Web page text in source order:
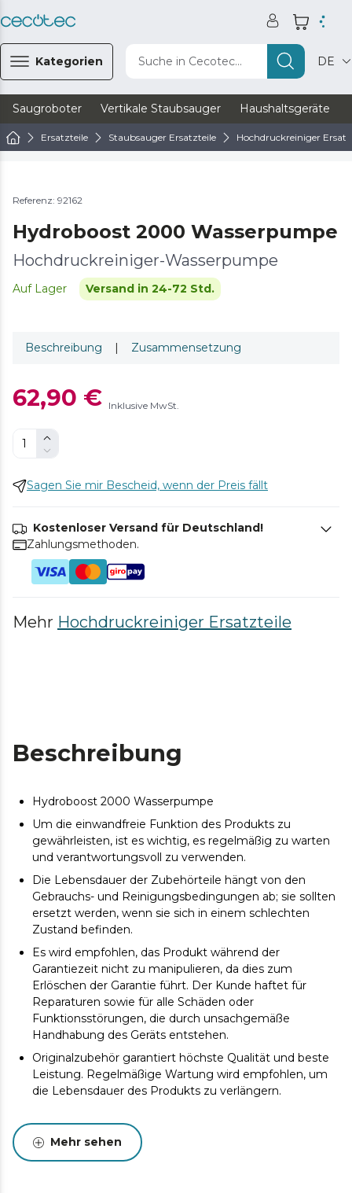
Kategorien Suche in Cecotec... DE
Saugroboter Vertikale Staubsauger Haushaltsgeräte
Ersatzteile Staubsauger Ersatzteile Hochdruckreiniger
Referenz: 92162
Hydroboost 2000 Wasserpumpe
Hochdruckreiniger-Wasserpumpe
Auf Lager Versand in 24-72 Std.
Beschreibung | Zusammensetzung
62,90 € Inklusive MwSt.
Sagen Sie mir Bescheid, wenn der Preis fällt
Kostenloser Versand für Deutschland!
Zahlungsmethoden.
Mehr Hochdruckreiniger Ersatzteile
Beschreibung
Hydroboost 2000 Wasserpumpe
Um die einwandfreie Funktion des Produkts zu
gewährleisten, ist es wichtig, es regelmäßig zu warten
und verantwortungsvoll zu verwenden.
Die Lebensdauer der Zubehörteile hängt von den
Gebrauchs- und Reinigungsbedingungen ab; sie sollten
ersetzt werden, wenn sie sich in einem schlechten
Zustand befinden.
Es wird empfohlen, das Produkt während der
Garantiezeit nicht zu manipulieren, da dies zum
Erlöschen der Garantie führt. Der Kunde haftet für
Reparaturen sowie für alle Schäden oder
Funktionsstörungen, die durch unsachgemäße
Handhabung des Geräts entstehen.
Originalzubehör garantiert höchste Qualität und beste
Leistung. Regelmäßige Wartung wird empfohlen, um
die Lebensdauer des Produkts zu verlängern.
Mehr sehen